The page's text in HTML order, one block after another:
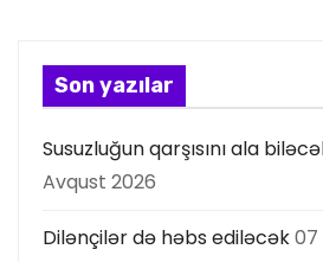
s
ı
Son yazılar
Susuzluğun qarşısını ala
Avqust 2026
Dilənçilər də həbs ediləcək07